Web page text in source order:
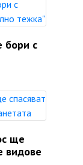
бори с
ще
видове